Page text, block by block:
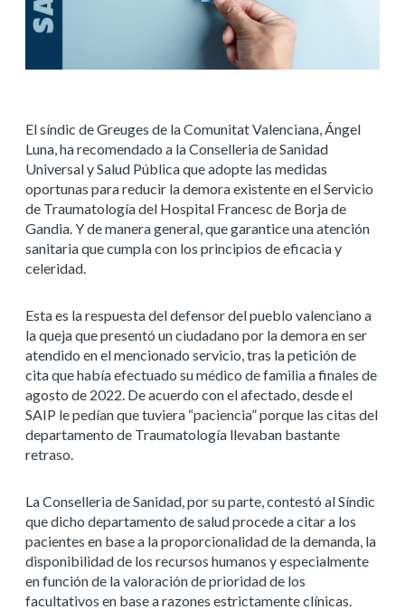
El síndic de Greuges de la Comunitat Valenciana, Ángel
Luna, ha recomendado a la Conselleria de Sanidad
Universal y Salud Pública que adopte las medidas
oportunas para reducir la demora existente en el Servicio
de Traumatología del Hospital Francesc de Borja de
Gandia. Y de manera general, que garantice una atención
sanitaria que cumpla con los principios de eficacia y
celeridad.
Esta es la respuesta del defensor del pueblo valenciano a
la queja que presentó un ciudadano por la demora en ser
atendido en el mencionado servicio, tras la petición de
cita que había efectuado su médico de familia a finales de
agosto de 2022. De acuerdo con el afectado, desde el
SAIP le pedían que tuviera “paciencia” porque las citas del
departamento de Traumatología llevaban bastante
retraso.
La Conselleria de Sanidad, por su parte, contestó al Síndic
que dicho departamento de salud procede a citar a los
pacientes en base a la proporcionalidad de la demanda, la
disponibilidad de los recursos humanos y especialmente
en función de la valoración de prioridad de los
facultativos en base a razones estrictamente clínicas.